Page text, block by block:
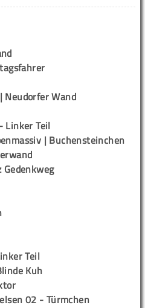
Neudorfer Wand
Linker Teil
| Buchensteinchen
Teil
Kuh
02 - Türmchen